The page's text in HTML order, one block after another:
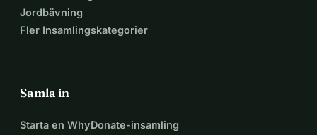
Jordbävning
Fler Insamlingskategorier
Samla in
Starta en WhyDonate-insamling